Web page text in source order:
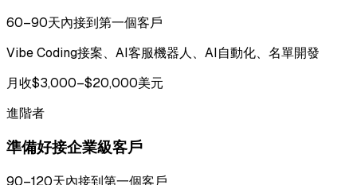
60–90天內接到第一個客戶
Vibe Coding接案、AI客服機器人、AI自動化、名單開發
月收$3,000–$20,000美元
進階者
準備好接企業級客戶
90–120天內接到第一個客戶